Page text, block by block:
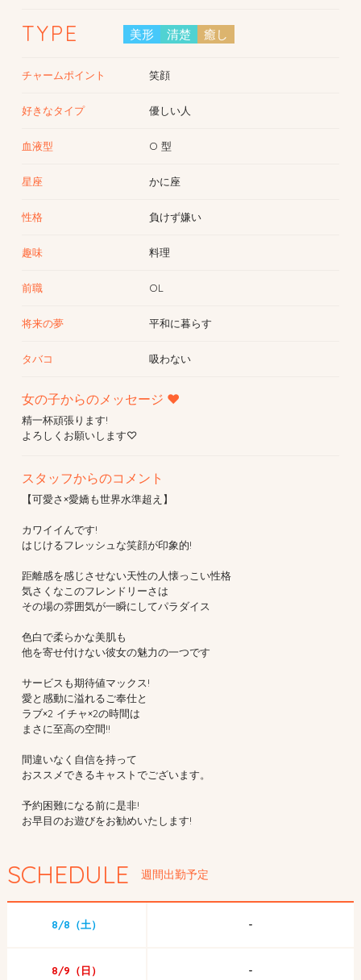
TYPE 美形 清楚 癒し
チャームポイント 笑顔
好きなタイプ 優しい人
血液型 O 型
星座 かに座
性格 負けず嫌い
趣味 料理
前職 OL
将来の夢 平和に暮らす
タバコ 吸わない
女の子からのメッセージ ♥
精一杯頑張ります!
よろしくお願いします♡
スタッフからのコメント
【可愛さ×愛嬌も世界水準超え】
カワイイんです!
はじけるフレッシュな笑顔が印象的!
距離感を感じさせない天性の人懐っこい性格
気さくなこのフレンドリーさは
その場の雰囲気が一瞬にしてパラダイス
色白で柔らかな美肌も
他を寄せ付けない彼女の魅力の一つです
サービスも期待値マックス!
愛と感動に溢れるご奉仕と
ラブ×2 イチャ×2の時間は
まさに至高の空間!!
間違いなく自信を持って
おススメできるキャストでございます。
予約困難になる前に是非!
お早目のお遊びをお勧めいたします!
SCHEDULE 週間出勤予定
8/8（土） -
8/9（日） -